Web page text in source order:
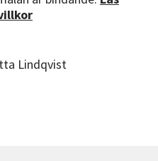
Lindqvist